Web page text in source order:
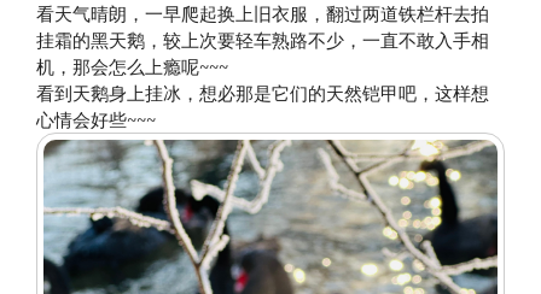
看天气晴朗，一早爬起换上旧衣服，翻过两道铁栏杆去拍
挂霜的黑天鹅，较上次要轻车熟路不少，一直不敢入手相
机，那会怎么上瘾呢~~~
看到天鹅身上挂冰，想必那是它们的天然铠甲吧，这样想
心情会好些~~~